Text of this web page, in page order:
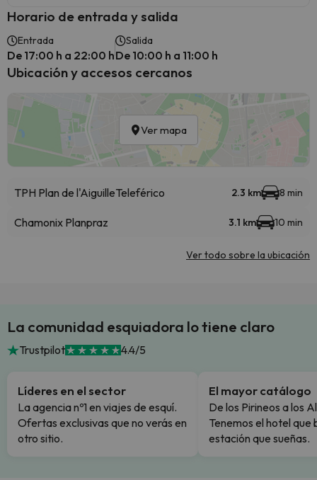
Horario de entrada y salida
Entrada
De 17:00 h a 22:00 h
Salida
De 10:00 h a 11:00 h
Ubicación y accesos cercanos
Ver mapa
TPH Plan de l'AiguilleTeleférico 2.3 km 8 min
Chamonix Planpraz 3.1 km 10 min
Ver todo sobre la ubicación
La comunidad esquiadora lo tiene claro
Trustpilot 4.4/5
Líderes en el sector
La agencia nº1 en viajes de esquí.
Ofertas exclusivas que no verás en
otro sitio.
El mayor catálogo
De los Pirineos a los
Tenemos el hotel que
estación que sueñas.